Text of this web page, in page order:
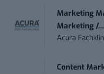
Marketing
Marketing /...
Acura
Content